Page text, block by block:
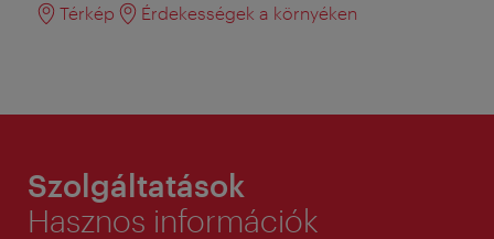
Térkép
Érdekességek a környéken
Szolgáltatások
Hasznos információk